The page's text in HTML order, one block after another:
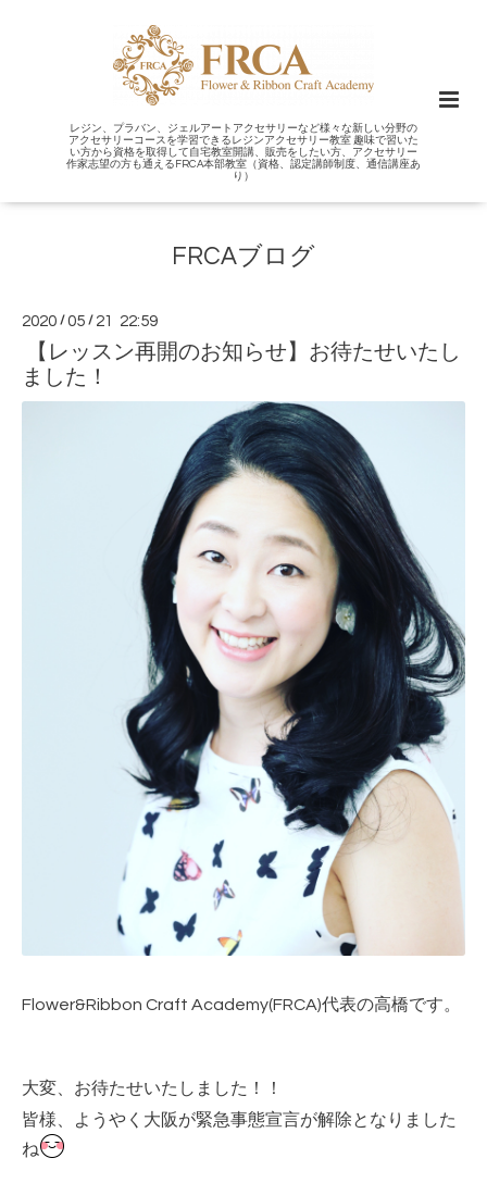
レジン、プラバン、ジェルアートアクセサリーなど様々な新しい分野の
アクセサリーコースを学習できるレジンアクセサリー教室 趣味で習いた
い方から資格を取得して自宅教室開講、販売をしたい方、アクセサリー
作家志望の方も通えるFRCA本部教室（資格、認定講師制度、通信講座あ
り）
FRCAブログ
2020 /05 / 21 22:59
【レッスン再開のお知らせ】お待たせいたし
ました！
Flower&Ribbon Craft Academy(FRCA)代表の高橋です。
大変、お待たせいたしました！！
皆様、ようやく大阪が緊急事態宣言が解除となりました
ね